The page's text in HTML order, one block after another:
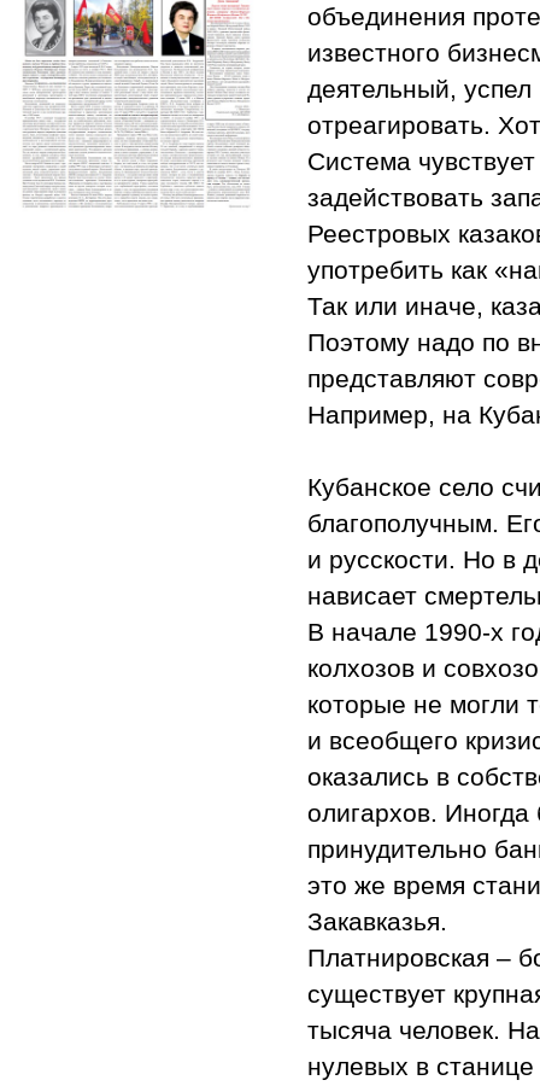
объединения
известного
деятельный,
отреагировать.
Система
задействовать
Реестровых
употребить как
Так или иначе,
Поэтому надо по
представляют
Например, на
Кубанское село
благополучным.
и русскости. Но в
нависает
В начале 1990-х
колхозов и
которые не могли
и всеобщего
оказались в
олигархов.
принудительно
это же время
Закавказья.
Платнировская –
существует
тысяча человек.
нулевых в